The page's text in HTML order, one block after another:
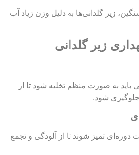
زیر گلدانی‌ها به دلیل وزن زیاد آب
زیر گلدانی
باید به صورت منظم تخلیه شود تا از
جلوگیری شود.
دوره‌ای تمیز شوند تا از آلودگی و تجمع